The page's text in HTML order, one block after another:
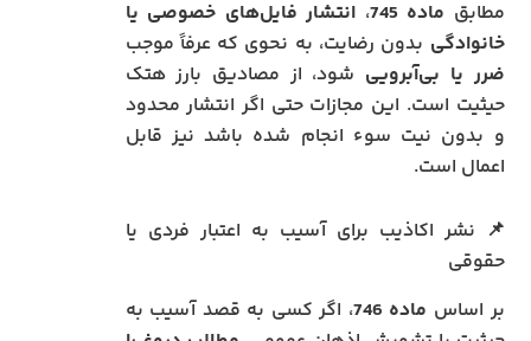
مطابق ماده 745 ، انتشار فایل‌های خصوصی یا
خانوادگی بدون رضایت، به نحوی که عرفاً موجب
ضرر یا بی‌آبرویی شود، از مصادیق بارز هتک
حیثیت است. این مجازات حتی اگر انتشار محدود
و بدون نیت سوء انجام شده باشد نیز قابل
اعمال است.
📌 نشر اکاذیب برای آسیب به اعتبار فردی یا
حقوقی
بر اساس ماده 746
، اگر کسی به قصد آسیب به